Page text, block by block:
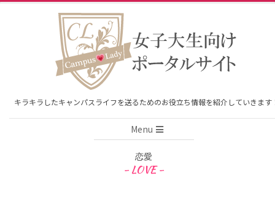
キラキラしたキャンパスライフを送るためのお役立ち情報を紹介していきます
Menu
恋愛